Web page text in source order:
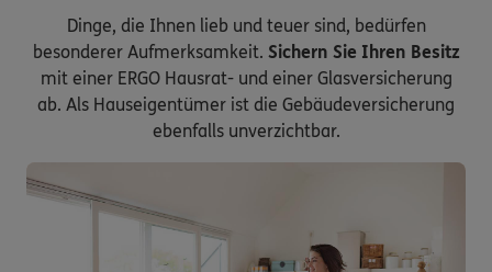
Dinge, die Ihnen lieb und teuer sind, bedürfen
besonderer Aufmerksamkeit. Sichern Sie Ihren Besitz
mit einer ERGO Hausrat- und einer Glasversicherung
ab. Als Hauseigentümer ist die Gebäudeversicherung
ebenfalls unverzichtbar.